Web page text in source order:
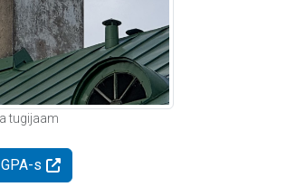
tugijaam
s